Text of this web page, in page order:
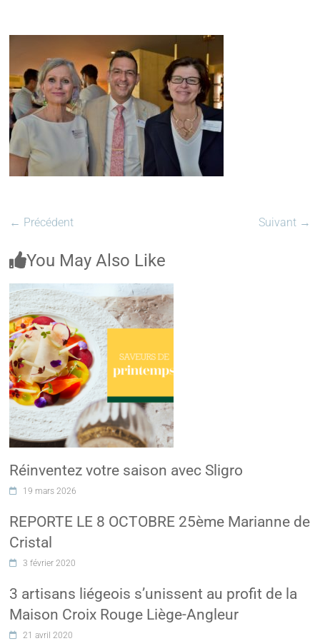
← Précédent Suivant →
You May Also Like
Réinventez votre saison avec Sligro
19 mars 2026
REPORTE LE 8 OCTOBRE 25ème Marianne de
Cristal
3 février 2020
3 artisans liégeois s’unissent au profit de la
Maison Croix Rouge Liège-Angleur
21 avril 2020